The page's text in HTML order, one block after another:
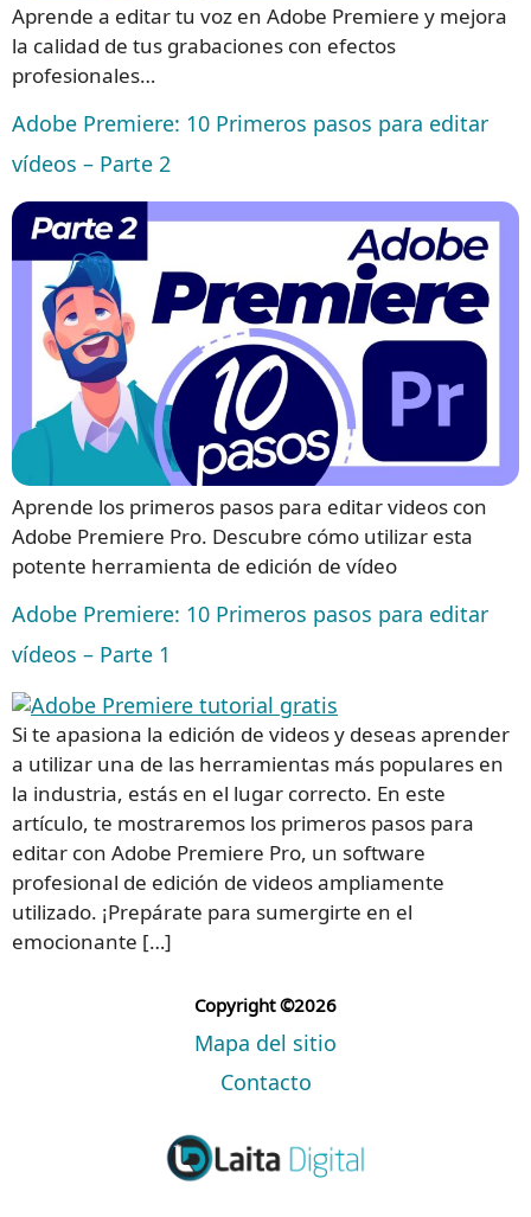
Aprende a editar tu voz en Adobe Premiere y mejora
la calidad de tus grabaciones con efectos
profesionales…
Adobe Premiere: 10 Primeros pasos para editar
vídeos – Parte 2
Aprende los primeros pasos para editar videos con
Adobe Premiere Pro. Descubre cómo utilizar esta
potente herramienta de edición de vídeo
Adobe Premiere: 10 Primeros pasos para editar
vídeos – Parte 1
Si te apasiona la edición de videos y deseas aprender
a utilizar una de las herramientas más populares en
la industria, estás en el lugar correcto. En este
artículo, te mostraremos los primeros pasos para
editar con Adobe Premiere Pro, un software
profesional de edición de videos ampliamente
utilizado. ¡Prepárate para sumergirte en el
emocionante […]
Copyright ©2026
Mapa del sitio
Contacto